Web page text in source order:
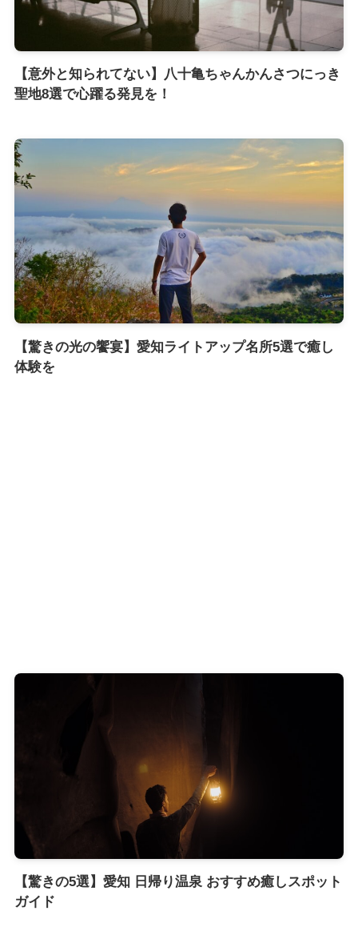
【意外と知られてない】八十亀ちゃんかんさつにっき
聖地8選で心躍る発見を！
【驚きの光の饗宴】愛知ライトアップ名所5選で癒し
体験を
【驚きの5選】愛知 日帰り温泉 おすすめ癒しスポット
ガイド